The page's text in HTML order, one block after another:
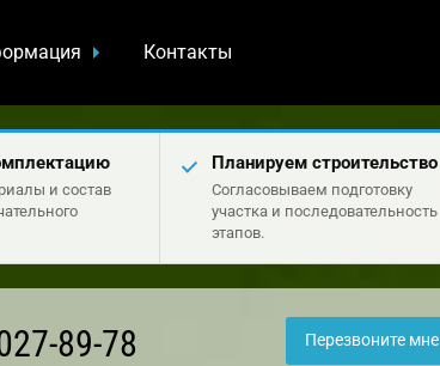
Контакты
и состав
Планируем строительство
Согласовываем подготовку
участка и последовательность
этапов.
89-78 Перезвоните мне